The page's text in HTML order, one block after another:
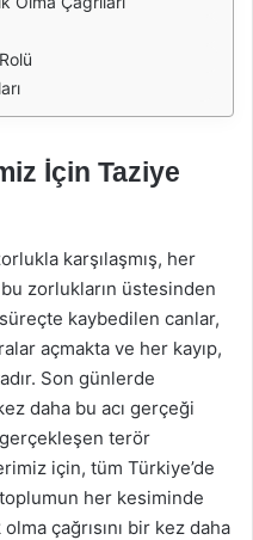
İçin Taziye
karşılaşmış, her
zorlukların üstesinden
kaybedilen canlar,
açmakta ve her kayıp,
Son günlerde
daha bu acı gerçeği
terör
için, tüm Türkiye’de
her kesiminde
çağrısını bir kez daha